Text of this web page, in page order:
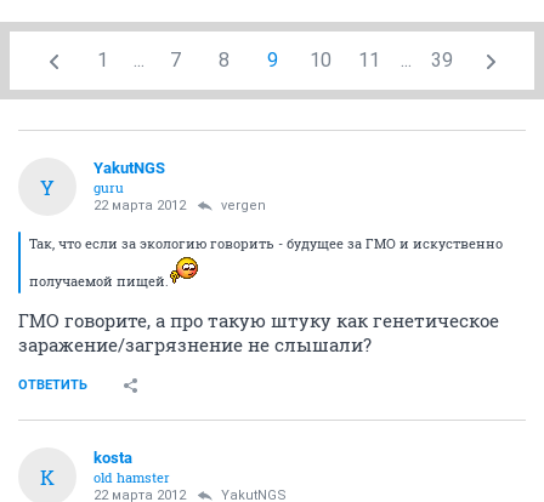
1 ... 7 8 9 10 11 ... 39
Y
YakutNGS
guru
22 марта 2012 vergen
Так, что если за экологию говорить - будущее за ГМО и искуственно
получаемой пищей.
ГМО говорите, а про такую штуку как генетическое
заражение/загрязнение не слышали?
ОТВЕТИТЬ
K
kosta
old hamster
22 марта 2012 YakutNGS